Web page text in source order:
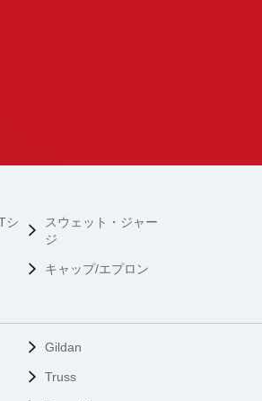
シ
スウェット・ジャー
ジ
キャップ/エプロン
Gildan
Truss